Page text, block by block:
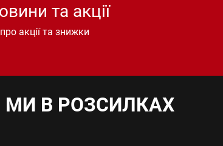
та акції
акції та знижки
МИ В РОЗСИЛКАХ